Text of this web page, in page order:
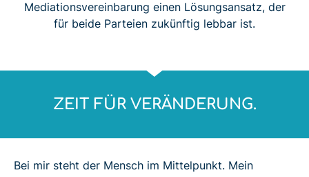
Mediationsvereinbarung einen Lösungsansatz, der
für beide Parteien zukünftig lebbar ist.
ZEIT FÜR VERÄNDERUNG.
Bei mir steht der Mensch im Mittelpunkt. Mein